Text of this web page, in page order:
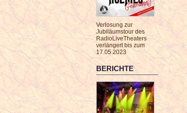
Verlosung zur
Jubiläumstour des
RadioLiveTheaters
verlängert bis zum
17.05.2023
BERICHTE